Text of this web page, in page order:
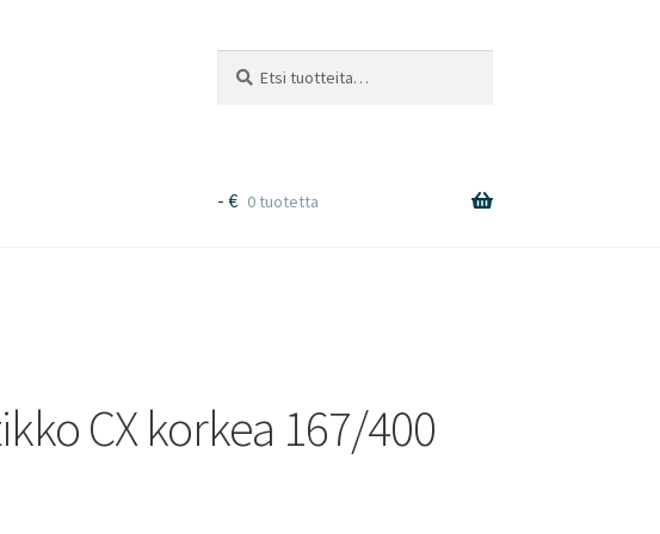
- € 0 tuotetta
CX korkea 167/400